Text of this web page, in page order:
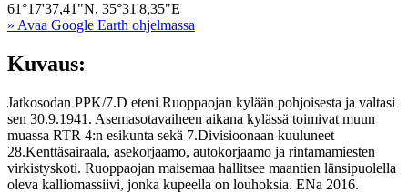
61°17'37,41"N, 35°31'8,35"E
» Avaa Google Earth ohjelmassa
Kuvaus:
Jatkosodan PPK/7.D eteni Ruoppaojan kylään pohjoisesta ja valtasi
sen 30.9.1941. Asemasotavaiheen aikana kylässä toimivat muun
muassa RTR 4:n esikunta sekä 7.Divisioonaan kuuluneet
28.Kenttäsairaala, asekorjaamo, autokorjaamo ja rintamamiesten
virkistyskoti. Ruoppaojan maisemaa hallitsee maantien länsipuolella
oleva kalliomassiivi, jonka kupeella on louhoksia. ENa 2016.